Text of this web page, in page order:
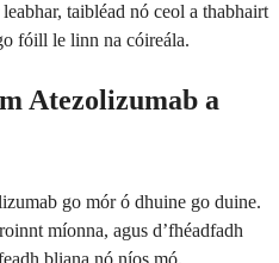
taibléad nó ceol a thabhairt
fóill le linn na cóireála.
Atezolizumab a
go mór ó dhuine go duine.
míonna, agus d’fhéadfadh